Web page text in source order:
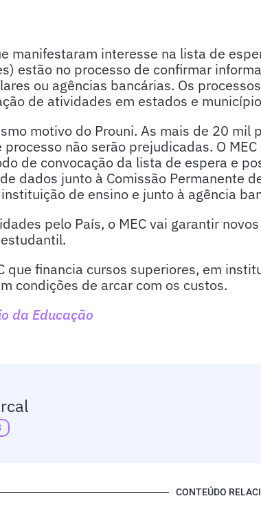
manifestaram interesse na lista de
estão no processo de confirmar
ou agências bancárias. Os
de atividades em estados e
motivo do Prouni. As mais de 20 mil
não serão prejudicadas. O
de convocação da lista de espera e
dados junto à Comissão Permanente
de ensino e junto à agência
pelo País, o MEC vai garantir
que financia cursos superiores, em
condições de arcar com os custos.
da Educação
CONTEÚDO